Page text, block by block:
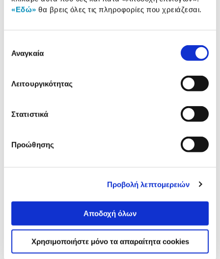
«Εδώ» θα βρεις όλες τις πληροφορίες που χρειάζεσαι.
συγκατάθεσης
Αναγκαία
Λειτουργικότητας
Στατιστικά
Προώθησης
Προβολή λεπτομερειών
Αποδοχή όλων
Χρησιμοποιήστε μόνο τα απαραίτητα cookies
Αναλυτική παρουσίαση
προϊόντος
Κάτι μας λέει πως τα παρακάτω
Executive Safe
Χρηματοκιβώτιο Κλοπής
Ψηφιακού Συνδυασμού CS-3
@Work Χρηματοκιβώτιο
Κλοπής SA-230